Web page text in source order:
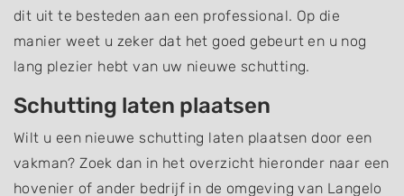
dit uit te besteden aan een professional. Op die
manier weet u zeker dat het goed gebeurt en u nog
lang plezier hebt van uw nieuwe schutting.
Schutting laten plaatsen
Wilt u een nieuwe schutting laten plaatsen door een
vakman? Zoek dan in het overzicht hieronder naar een
hovenier of ander bedrijf in de omgeving van Langelo